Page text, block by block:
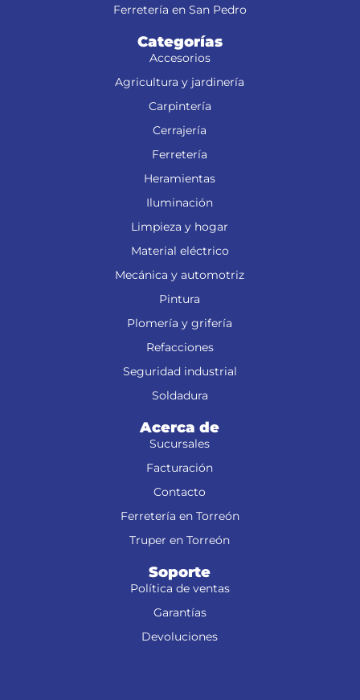
Ferretería en San Pedro
Categorías
Accesorios
Agricultura y jardinería
Carpintería
Cerrajería
Ferretería
Heramientas
Iluminación
Limpieza y hogar
Material eléctrico
Mecánica y automotriz
Pintura
Plomería y grifería
Refacciones
Seguridad industrial
Soldadura
Acerca de
Sucursales
Facturación
Contacto
Ferretería en Torreón
Truper en Torreón
Soporte
Política de ventas
Garantías
Devoluciones